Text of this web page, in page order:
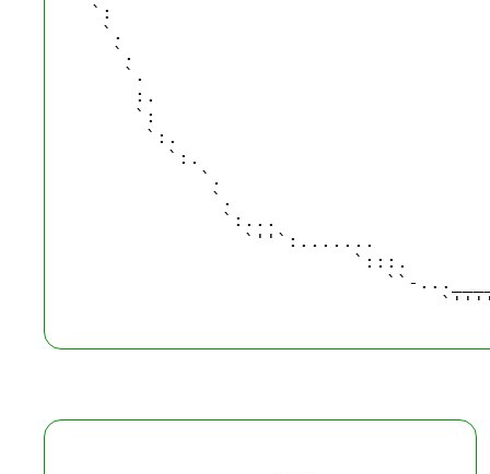
`:
`.
`.
`.
:.
`:
`:.
`:.
`.
`.
`:...
`''`:.......
`:::.
``-